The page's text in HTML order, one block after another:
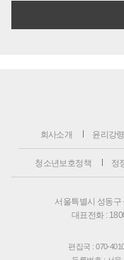
회사소개 윤리강령
청소년보호정책 정
서울특별시 성동구
대표전화 :
편집국 : 070-